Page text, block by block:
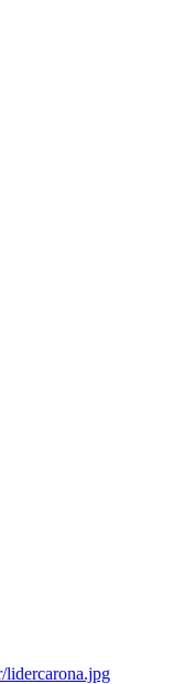
lidercarona.jpg